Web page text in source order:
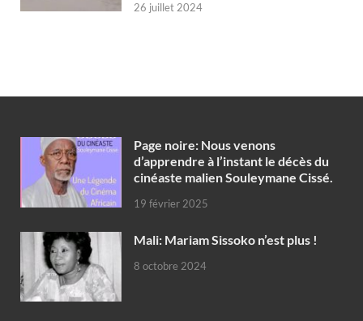
26 juillet 2024
Page noire: Nous venons
d’apprendre à l’instant le décès du
cinéaste malien Souleymane Cissé.
19 février 2025
Mali: Mariam Sissoko n’est plus !
8 octobre 2024